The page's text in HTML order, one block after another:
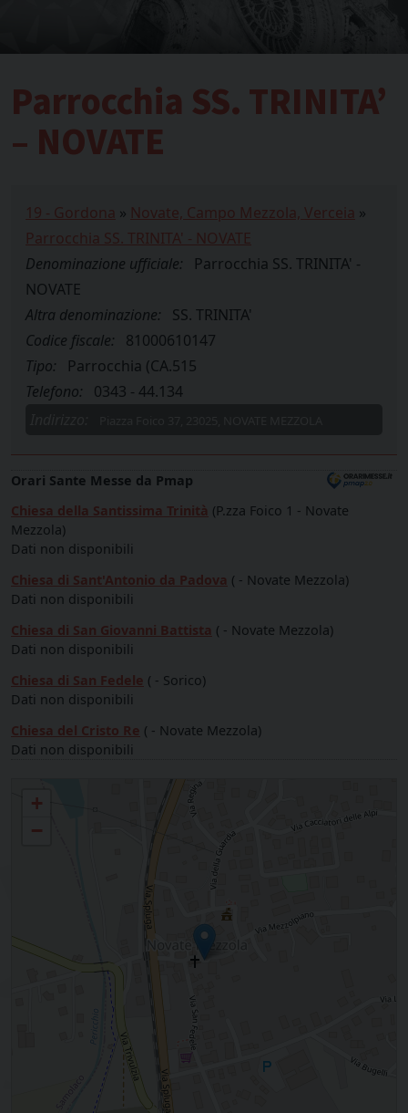
Parrocchia SS. TRINITA’
– NOVATE
19 - Gordona » Novate, Campo Mezzola, Verceia »
Parrocchia SS. TRINITA' - NOVATE
Denominazione ufficiale:
Parrocchia SS. TRINITA' -
NOVATE
Altra denominazione:
SS. TRINITA'
Codice fiscale:
81000610147
Tipo:
Parrocchia (CA.515
Telefono:
0343 - 44.134
Orari Sante Messe da Pmap
Chiesa della Santissima Trinità (P.zza Foico 1 - Novate
Mezzola)
Dati non disponibili
Chiesa di Sant'Antonio da Padova ( - Novate Mezzola)
Dati non disponibili
Chiesa di San Giovanni Battista ( - Novate Mezzola)
Dati non disponibili
Chiesa di San Fedele ( - Sorico)
Dati non disponibili
Chiesa del Cristo Re ( - Novate Mezzola)
Dati non disponibili
Parrocchia SS. TRINITA' - NOVATE
+
−